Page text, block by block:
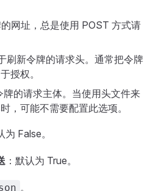
网址，总是使用 POST 方式请
刷新令牌的请求头。通常把令牌
授权。
的请求主体。当使用头文件来
，可能不需要配置此选项。
为 False。
：默认为 True。
。